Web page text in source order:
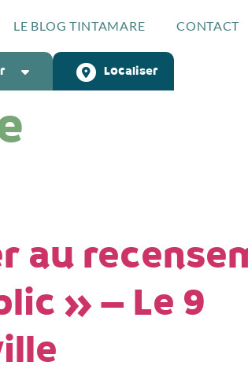
LE BLOG TINTAMARE CONTACT
Localiser
au
» – Le 9